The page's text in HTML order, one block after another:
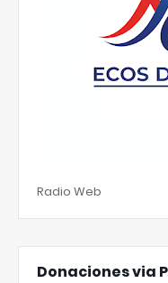
Radio Web
Donaciones via